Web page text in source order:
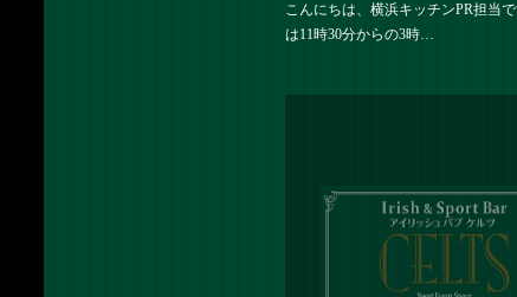
こんにちは、横浜キッチンPR担当
は11時30分からの3時…